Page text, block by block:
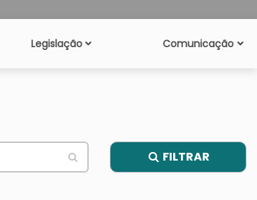
Legislação Comunicação
FILTRAR